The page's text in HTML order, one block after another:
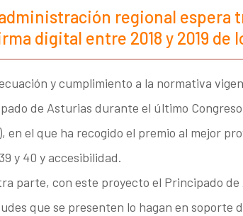
regional espera
digital entre 2018 y 2019 de
y cumplimiento a la normativa
de Asturias durante el último
en el que ha recogido el premio al mejor
y 40 y accesibilidad.
parte, con este proyecto el Principado
que se presenten lo hagan en soporte